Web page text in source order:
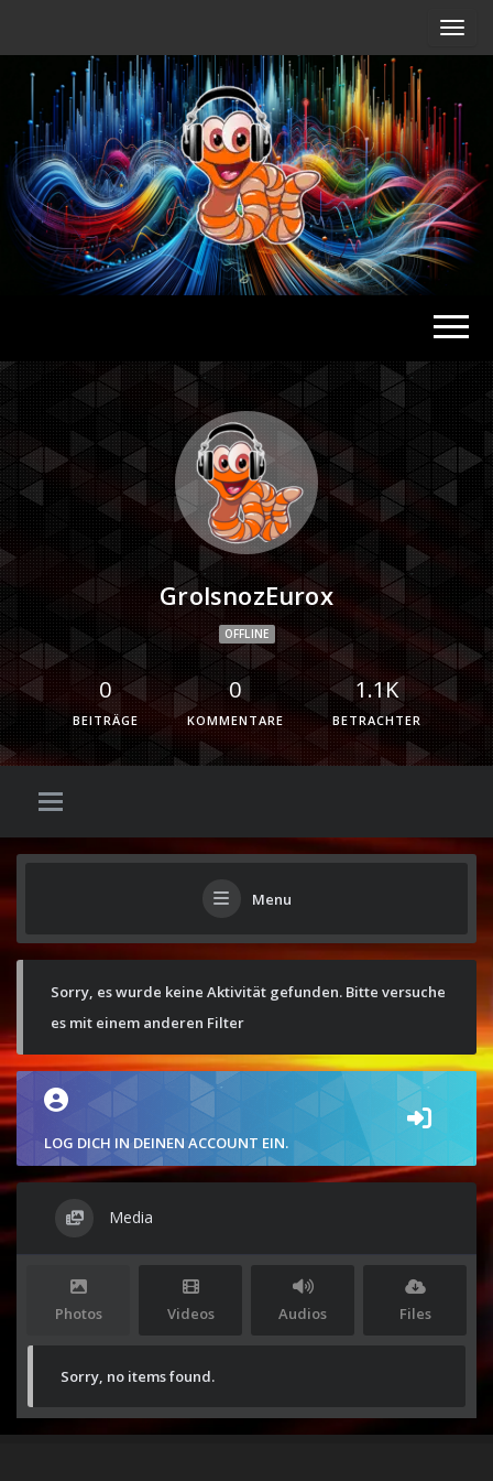
Radio
GrolsnozEurox
OFFLINE
0
BEITRÄGE
0
KOMMENTARE
1.1K
BETRACHTER
Menu
Sorry, es wurde keine Aktivität gefunden. Bitte versuche
es mit einem anderen Filter
LOG DICH IN DEINEN ACCOUNT EIN.
Media
Photos Videos Audios Files
Sorry, no items found.